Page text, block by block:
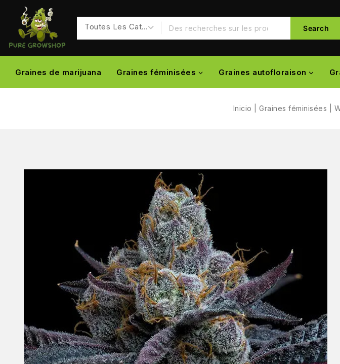
Search
Graines de marijuana Graines féminisées Graines autofloraison
Inicio Graines féminisées